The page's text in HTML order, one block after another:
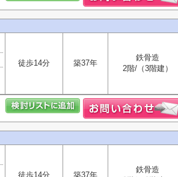
徒歩14分 築37年
鉄骨造
2階/（3階建）
徒歩14分 築37年
鉄骨造